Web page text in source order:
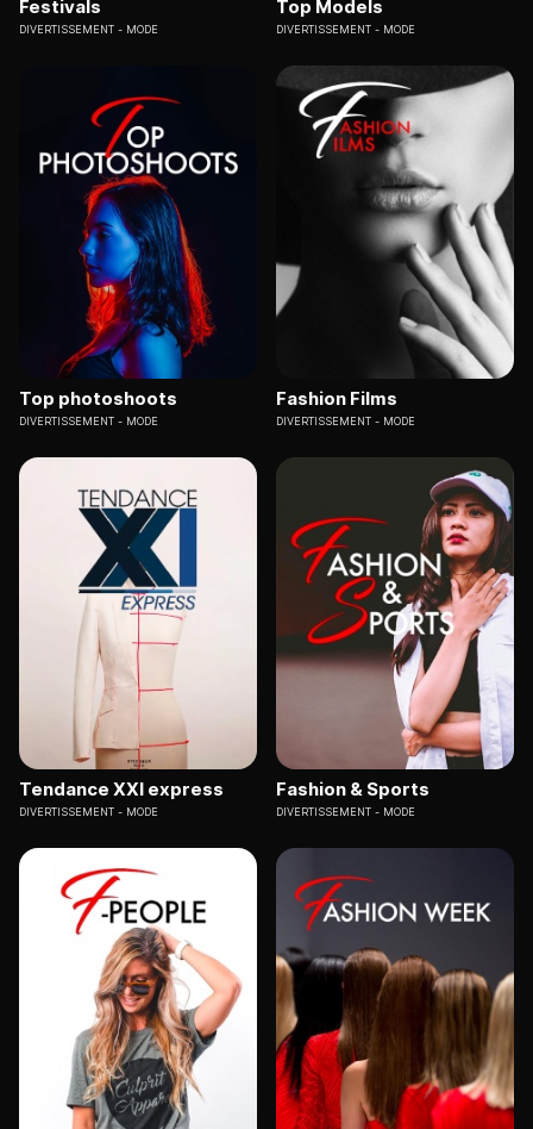
Festivals
DIVERTISSEMENT MODE
Top Models
DIVERTISSEMENT MODE
Top photoshoots
DIVERTISSEMENT MODE
Fashion Films
DIVERTISSEMENT MODE
Tendance XXI express
DIVERTISSEMENT MODE
Fashion & Sports
DIVERTISSEMENT MODE